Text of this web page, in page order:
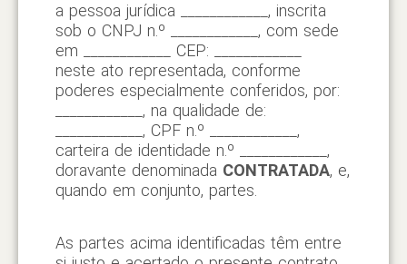
a pessoa jurídica ____________, inscrita
sob o CNPJ n.º ____________, com sede
em ____________ CEP: ____________
neste ato representada, conforme
poderes especialmente conferidos, por:
____________, na qualidade de:
____________, CPF n.º ____________,
carteira de identidade n.º ____________,
doravante denominada CONTRATADA, e,
quando em conjunto, partes.
As partes acima identificadas têm entre